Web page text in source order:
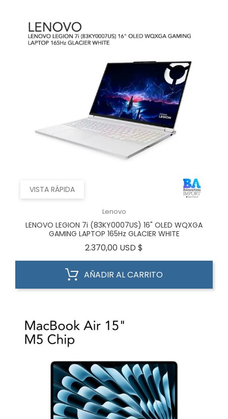
VISTA RÁPIDA
Lenovo
LENOVO LEGION 7i (83KY0007US) 16" OLED WQXGA
GAMING LAPTOP 165Hz GLACIER WHITE
2.370,00 USD $
AÑADIR AL CARRITO